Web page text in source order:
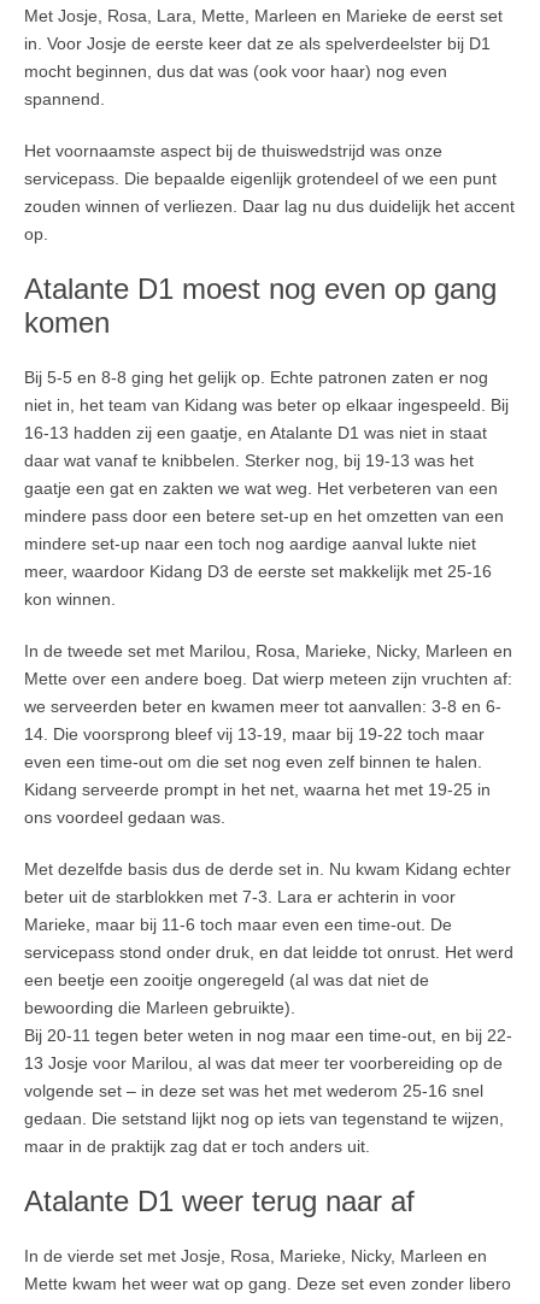
Met Josje, Rosa, Lara, Mette, Marleen en Marieke de eerst set
in. Voor Josje de eerste keer dat ze als spelverdeelster bij D1
mocht beginnen, dus dat was (ook voor haar) nog even
spannend.
Het voornaamste aspect bij de thuiswedstrijd was onze
servicepass. Die bepaalde eigenlijk grotendeel of we een punt
zouden winnen of verliezen. Daar lag nu dus duidelijk het accent
op.
Atalante D1 moest nog even op gang
komen
Bij 5-5 en 8-8 ging het gelijk op. Echte patronen zaten er nog
niet in, het team van Kidang was beter op elkaar ingespeeld. Bij
16-13 hadden zij een gaatje, en Atalante D1 was niet in staat
daar wat vanaf te knibbelen. Sterker nog, bij 19-13 was het
gaatje een gat en zakten we wat weg. Het verbeteren van een
mindere pass door een betere set-up en het omzetten van een
mindere set-up naar een toch nog aardige aanval lukte niet
meer, waardoor Kidang D3 de eerste set makkelijk met 25-16
kon winnen.
In de tweede set met Marilou, Rosa, Marieke, Nicky, Marleen en
Mette over een andere boeg. Dat wierp meteen zijn vruchten af:
we serveerden beter en kwamen meer tot aanvallen: 3-8 en 6-
14. Die voorsprong bleef vij 13-19, maar bij 19-22 toch maar
even een time-out om die set nog even zelf binnen te halen.
Kidang serveerde prompt in het net, waarna het met 19-25 in
ons voordeel gedaan was.
Met dezelfde basis dus de derde set in. Nu kwam Kidang echter
beter uit de starblokken met 7-3. Lara er achterin in voor
Marieke, maar bij 11-6 toch maar even een time-out. De
servicepass stond onder druk, en dat leidde tot onrust. Het werd
een beetje een zooitje ongeregeld (al was dat niet de
bewoording die Marleen gebruikte).
Bij 20-11 tegen beter weten in nog maar een time-out, en bij 22-
13 Josje voor Marilou, al was dat meer ter voorbereiding op de
volgende set – in deze set was het met wederom 25-16 snel
gedaan. Die setstand lijkt nog op iets van tegenstand te wijzen,
maar in de praktijk zag dat er toch anders uit.
Atalante D1 weer terug naar af
In de vierde set met Josje, Rosa, Marieke, Nicky, Marleen en
Mette kwam het weer wat op gang. Deze set even zonder libero